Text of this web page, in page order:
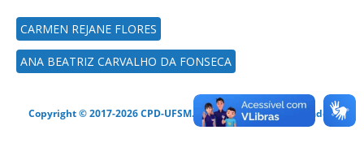
CARMEN REJANE FLORES
ANA BEATRIZ CARVALHO DA FONSECA
Copyright © 2017-2026 CPD-UFSM. Todos os direitos reservados.